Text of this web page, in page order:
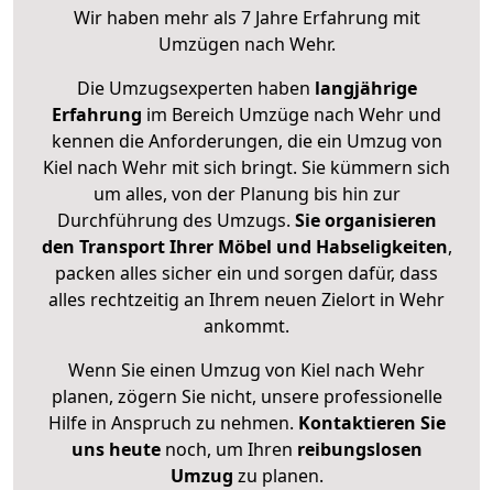
Wir haben mehr als 7 Jahre Erfahrung mit
Umzügen nach Wehr.
Die Umzugsexperten haben langjährige
Erfahrung im Bereich Umzüge nach Wehr und
kennen die Anforderungen, die ein Umzug von
Kiel nach Wehr mit sich bringt. Sie kümmern sich
um alles, von der Planung bis hin zur
Durchführung des Umzugs. Sie organisieren
den Transport Ihrer Möbel und Habseligkeiten,
packen alles sicher ein und sorgen dafür, dass
alles rechtzeitig an Ihrem neuen Zielort in Wehr
ankommt.
Wenn Sie einen Umzug von Kiel nach Wehr
planen, zögern Sie nicht, unsere professionelle
Hilfe in Anspruch zu nehmen. Kontaktieren Sie
uns heutenoch, um Ihren reibungslosen
Umzug zu planen.